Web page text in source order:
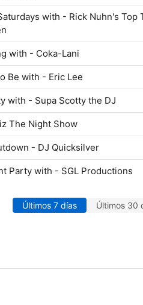
with - Rick Nuhn's Top
with - Coka-Lani
Be with - Eric Lee
with - Supa Scotty the DJ
The Night Show
- DJ Quicksilver
Party with - SGL Productions
Últimos 7 días Últimos 30